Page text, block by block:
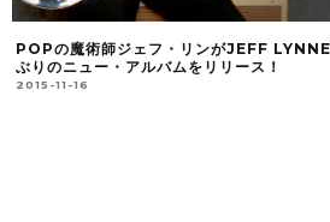
POPの魔術師ジェフ・リンがJEFF
ぶりのニュー・アルバムをリリース！
2015-11-16